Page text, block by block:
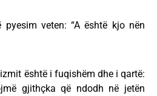
veten: “A është kjo nën
është i fuqishëm dhe i qartë:
gjithçka që ndodh në jetën